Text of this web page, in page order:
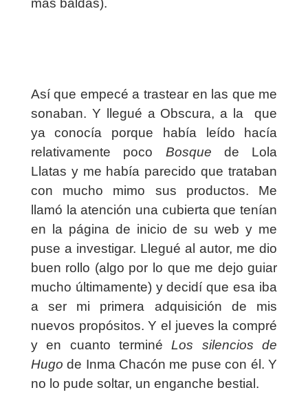
más baldas).
Así que empecé a trastear en las que me
sonaban. Y llegué a Obscura, a la
que
ya conocía porque había leído hacía
relativamente poco Bosque de Lola
Llatas y me había parecido que trataban
con mucho mimo sus productos. Me
llamó la atención una cubierta que tenían
en la página de inicio de su web y me
puse a investigar. Llegué al autor, me dio
buen rollo (algo por lo que me dejo guiar
mucho últimamente) y decidí que esa iba
a ser mi primera adquisición de mis
nuevos propósitos. Y el jueves la compré
y en cuanto terminéLos silencios de
Hugo de Inma Chacón me puse con él. Y
no lo pude soltar, un enganche bestial.